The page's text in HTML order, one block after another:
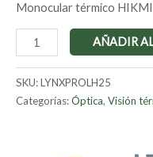
Monocular térmico
AÑADIR
SKU:LYNXPROLH25
Categorías:Óptica, Visión